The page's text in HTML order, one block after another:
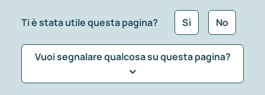
Ti è stata utile questa pagina? Sì No
Vuoi segnalare qualcosa su questa pagina?